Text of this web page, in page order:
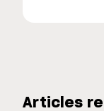
Articles